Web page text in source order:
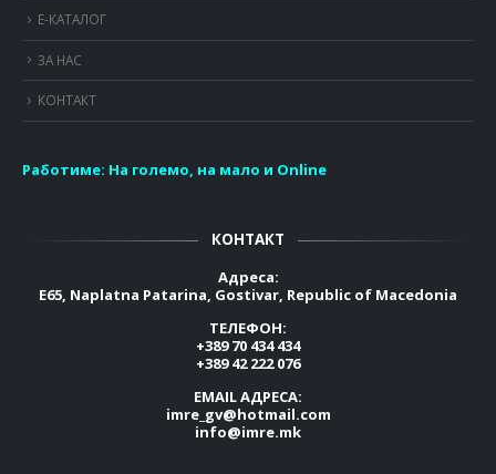
Е-КАТАЛОГ
ЗА НАС
КОНТАКТ
Работиме: На големо, на мало и Online
КОНТАКТ
Адреса:
E65, Naplatna Patarina, Gostivar, Republic of Macedonia
ТЕЛЕФОН:
+389 70 434 434
+389 42 222 076
EMAIL АДРЕСА:
imre_gv@hotmail.com
info@imre.mk